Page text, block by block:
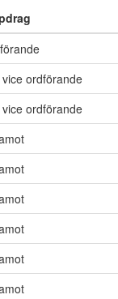
vice ordförande
ordförande